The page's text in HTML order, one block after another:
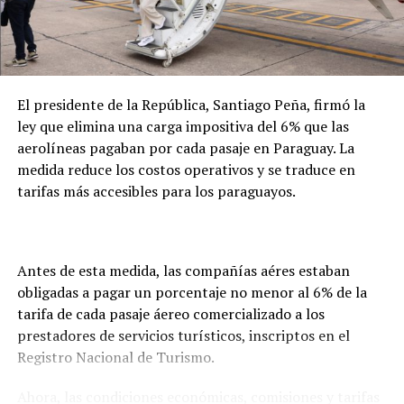
y las gestiones necesarias para la repatriación. En este
caso, precisó que el seguro de la empresa cubrirá
íntegramente los costos del proceso.
El presidente de la República, Santiago Peña, firmó la
ley que elimina una carga impositiva del 6% que las
aerolíneas pagaban por cada pasaje en Paraguay. La
medida reduce los costos operativos y se traduce en
tarifas más accesibles para los paraguayos.
Antes de esta medida, las compañías aéres estaban
obligadas a pagar un porcentaje no menor al 6% de la
tarifa de cada pasaje áereo comercializado a los
prestadores de servicios turísticos, inscriptos en el
Registro Nacional de Turismo.